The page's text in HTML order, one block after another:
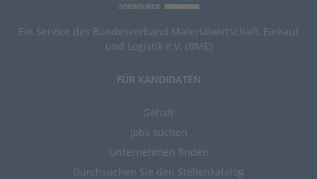
Ein Service des Bundesverband Materialwirtschaft, Einkauf
und Logistik e.V. (BME)
FÜR KANDIDATEN
Gehalt
Jobs suchen
Unternehmen finden
Durchsuchen Sie den Stellenkatalog